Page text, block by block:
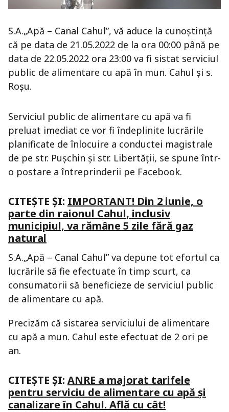
S.A.„Apă – Canal Cahul”, vă aduce la cunoștință
că pe data de 21.05.2022 de la ora 00:00 până pe
data de 22.05.2022 ora 23:00 va fi sistat serviciul
public de alimentare cu apă în mun. Cahul și s.
Roșu.
Serviciul public de alimentare cu apă va fi
preluat imediat ce vor fi îndeplinite lucrările
planificate de înlocuire a conductei magistrale
de pe str. Pușchin și str. Libertății, se spune într-
o postare a întreprinderii pe Facebook.
CITEȘTE ȘI: IMPORTANT! Din 2 iunie, o
parte din raionul Cahul, inclusiv
municipiul, va rămâne 5 zile fără gaz
natural
S.A.„Apă – Canal Cahul” va depune tot efortul ca
lucrările să fie efectuate în timp scurt, ca
consumatorii să beneficieze de serviciul public
de alimentare cu apă.
Precizăm că sistarea serviciului de alimentare
cu apă a mun. Cahul este efectuat de 2 ori pe
an.
CITEȘTE ȘI: ANRE a majorat tarifele
pentru serviciu de alimentare cu apă și
canalizare în Cahul. Află cu cât!